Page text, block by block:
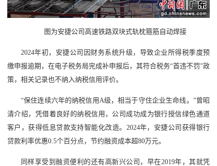
图为安捷公司高速铁路双块式轨枕箍筋自动焊接
2024年初，安捷公司因财务系统升级，导致企业所得税季度预
缴申报逾期，在电子税务局完成补申报后，其符合税务“首违不罚”政
策，相关记录也不纳入纳税信用评价。
“保住连续六年的纳税信用A级，相当于守住企业生命线。”曾昭
清介绍，凭借着良好的纳税信用，公司成功成为银行授信绿色通道
客户，获得低息贷款支持智能化改造。2024年，安捷公司获得银行
贷款利率优惠0.5个百分点，节约融资成本超80万元。
同样享受到融资便利的还有高新兴公司，早在2019年，其就凭